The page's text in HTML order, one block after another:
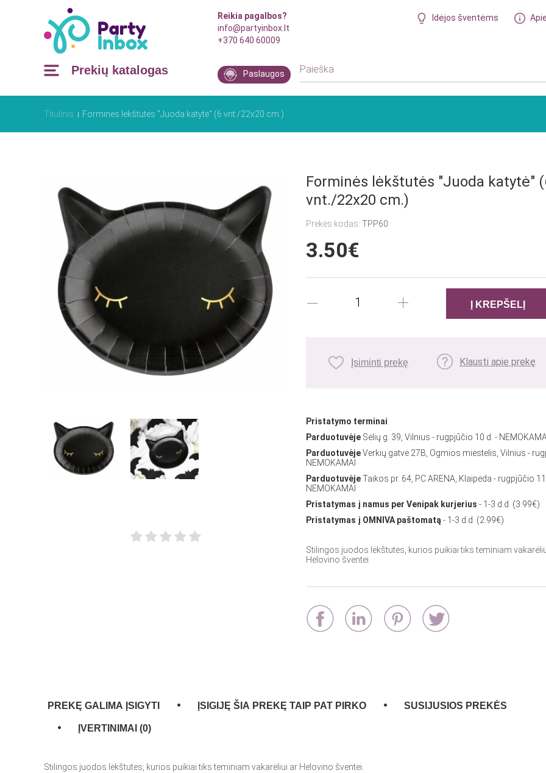
Reikia pagalbos?
info@partyinbox.lt
+370 640 60009
Idėjos šventėms
Prekių katalogas Paslaugos
Titulinis Forminės lėkštutės "Juoda katytė" (6 vnt./22x20 cm.)
Forminės lėkštutės "Juoda katytė"
vnt./22x20 cm.)
Prekės kodas: TPP60
3.50€
Įsiminti prekę Klausti apie prekę
Pristatymo terminai:
Parduotuvėje Sėlių g. 39, Vilnius - rugpjūčio 10 d. -
ParduotuvėjeVerkių gatvė 27B, Ogmios miestelis, Vilnius -
NEMOKAMAI
ParduotuvėjeTaikos pr. 64, PC ARENA, Klaipėda - rugpjūčio
NEMOKAMAI
Pristatymas į namus per Venipak kurjerius - 1-3 d.d. (3.99€)
Pristatymas į OMNIVA paštomatą - 1-3 d.d. (2.99€)
Stilingos juodos lėkštutės, kurios puikiai tiks teminiam
Helovino šventei.
PREKĘ GALIMA ĮSIGYTI ĮSIGIJĘ ŠIA PREKĘ TAIP PAT PIRKO SUSIJUSIOS PREKĖS
ĮVERTINIMAI (0)
Stilingos juodos lėkštutės, kurios puikiai tiks teminiam vakarėliui ar Helovino šventei.